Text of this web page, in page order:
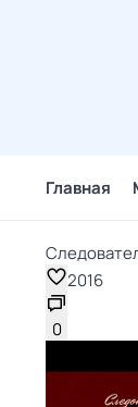
Главная
2016
0